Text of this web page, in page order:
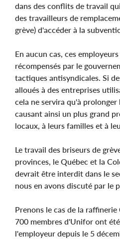
dans des conflits de travail
des travailleurs de
grève) d'accéder à la
En aucun cas, ces
récompensés par le
tactiques antisyndicales. Si
alloués à des entreprises
cela ne servira qu'à prolonger
causant ainsi un plus grand
locaux, à leurs familles et à
Le travail des briseurs de
provinces, le Québec et la
devrait être interdit dans le
nous en avons discuté par le
Prenons le cas de la raffinerie
700 membres d'Unifor ont
l'employeur depuis le 5